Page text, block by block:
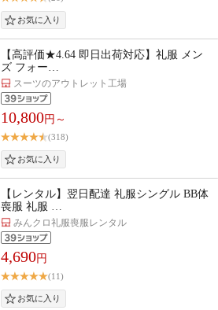
【高評価★4.64 即日出荷対応】礼服 メン
ズ フォー…
スーツのアウトレット工場
10,800円～
(318)
【レンタル】翌日配達 礼服シングル BB体
喪服 礼服 …
みんクロ礼服喪服レンタル
4,690円
(11)